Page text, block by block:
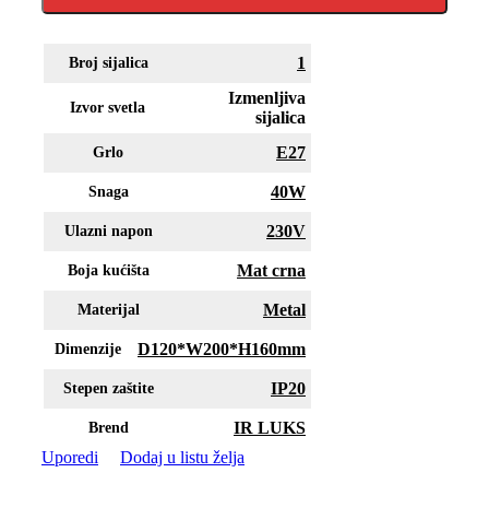
Broj sijalica 1
Izvor svetla
Izmenljiva
sijalica
Grlo E27
Snaga 40W
Ulazni napon 230V
Boja kućišta Mat crna
Materijal Metal
Dimenzije D120*W200*H160mm
Stepen zaštite IP20
Brend
IR LUKS
Uporedi
Dodaj u listu želja